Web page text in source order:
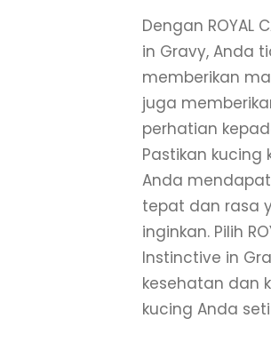
Dengan ROYAL
in Gravy, Anda
memberikan
juga
perhatian
Pastikan kucing
Anda
tepat dan rasa
inginkan. Pilih
Instinctive in
kesehatan dan
kucing Anda